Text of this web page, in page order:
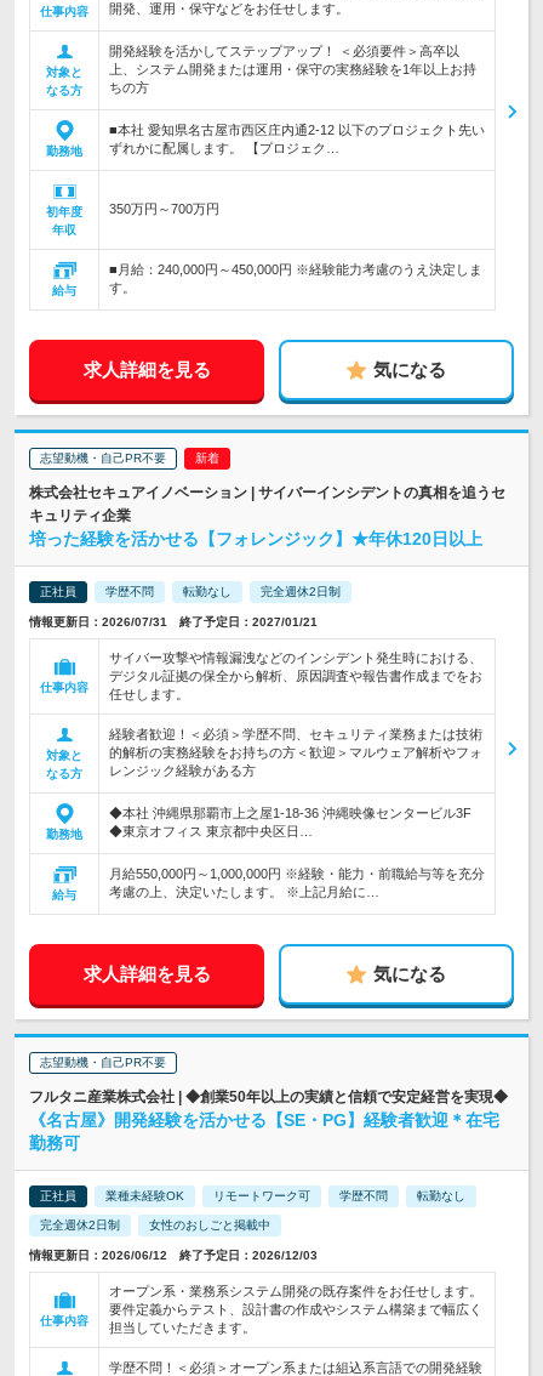
仕事内容
開発、運用・保守などをお任せします。
対象と
なる方
開発経験を活かしてステップアップ！ ＜必須要件＞高卒以
上、システム開発または運用・保守の実務経験を1年以上お持
ちの方
勤務地
■本社 愛知県名古屋市西区庄内通2-12 以下のプロジェクト先い
ずれかに配属します。 【プロジェク…
初年度
年収
350万円～700万円
給与
■月給：240,000円～450,000円 ※経験能力考慮のうえ決定しま
す。
求人詳細を見る 気になる
志望動機・自己PR不要
株式会社セキュアイノベーション | サイバーインシデントの真相を追うセ
キュリティ企業
培った経験を活かせる【フォレンジック】★年休120日以上
正社員 学歴不問 転勤なし 完全週休2日制
情報更新日：2026/07/31 終了予定日：2027/01/21
仕事内容
サイバー攻撃や情報漏洩などのインシデント発生時における、
デジタル証拠の保全から解析、原因調査や報告書作成までをお
任せします。
対象と
なる方
経験者歓迎！＜必須＞学歴不問、セキュリティ業務または技術
的解析の実務経験をお持ちの方＜歓迎＞マルウェア解析やフォ
レンジック経験がある方
勤務地
◆本社 沖縄県那覇市上之屋1-18-36 沖縄映像センタービル3F
◆東京オフィス 東京都中央区日…
給与
月給550,000円～1,000,000円 ※経験・能力・前職給与等を充分
考慮の上、決定いたします。 ※上記月給に…
求人詳細を見る 気になる
志望動機・自己PR不要
フルタニ産業株式会社 | ◆創業50年以上の実績と信頼で安定経営を実現◆
《名古屋》開発経験を活かせる【SE・PG】経験者歓迎＊在宅
勤務可
正社員 業種未経験OK リモートワーク可 学歴不問 転勤なし
完全週休2日制 女性のおしごと掲載中
情報更新日：2026/06/12 終了予定日：2026/12/03
仕事内容
オープン系・業務系システム開発の既存案件をお任せします。
要件定義からテスト、設計書の作成やシステム構築まで幅広く
担当していただきます。
学歴不問！＜必須＞オープン系または組込系言語での開発経験